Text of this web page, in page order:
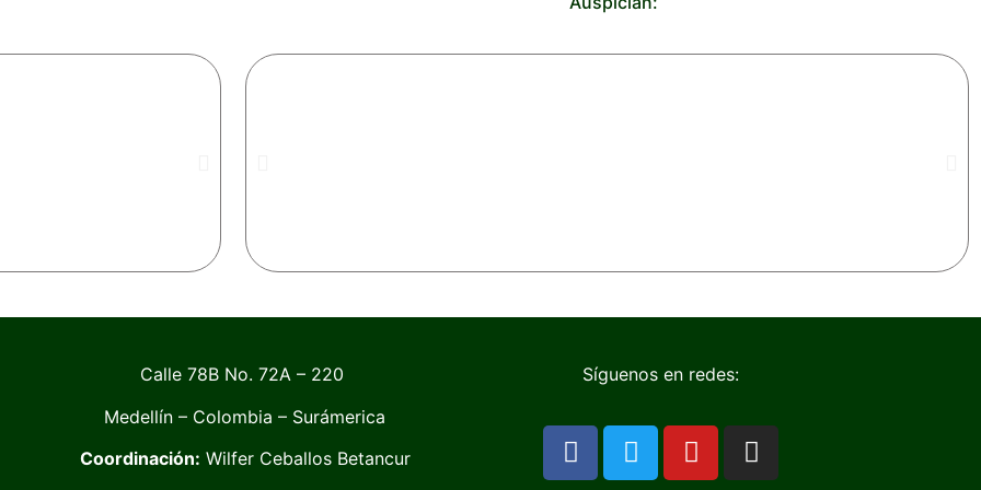
Calle 78B No. 72A – 220
Medellín – Colombia – Surámerica
Coordinación: Wilfer Ceballos Betancur
Síguenos en redes: